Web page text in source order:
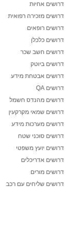
דרושים אחיות
דרושים מזכירה רפואית
דרושים רופאים
דרושים כלכלן
דרושים חשב שכר
דרושים ביוטק
דרושים אבטחת מידע
דרושים QA
דרושים מהנדס חשמל
דרושים שמאי מקרקעין
דרושים מערכות מידע
דרושים סוכני שטח
דרושים יועץ משפטי
דרושים אדריכלים
דרושים מורים
דרושים שליחים עם רכב